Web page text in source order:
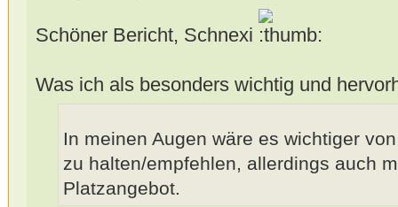
Schöner Bericht, Schnexi
Was ich als besonders wichtig und
In meinen Augen wäre es wichtiger
zu halten/empfehlen, allerdings auch
Platzangebot.